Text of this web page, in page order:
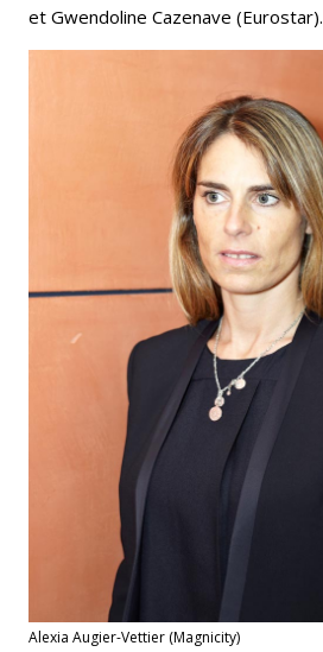
et Gwendoline Cazenave (Eurostar).
Alexia Augier-Vettier (Magnicity)